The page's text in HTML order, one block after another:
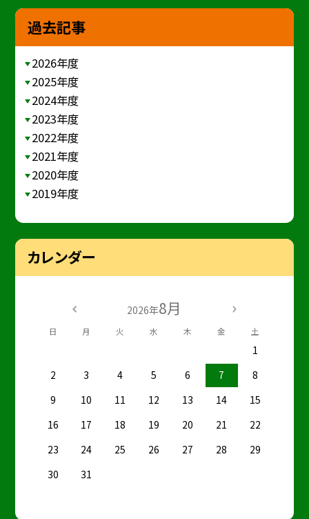
過去記事
2026年度
2025年度
2024年度
2023年度
2022年度
2021年度
2020年度
2019年度
カレンダー
2026年8月
日 月 火 水 木 金 土
1
2
3 4 5 6 7
8
9
10 11 12 13 14
15
16
17 18 19 20 21
22
23
24 25 26 27 28
29
30
31